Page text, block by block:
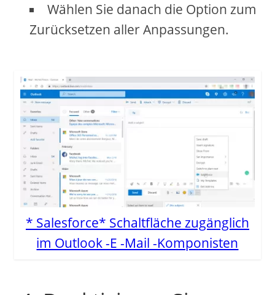
Wählen Sie danach die Option zum
Zurücksetzen aller Anpassungen.
* Salesforce* Schaltfläche zugänglich
im Outlook -E -Mail -Komponisten